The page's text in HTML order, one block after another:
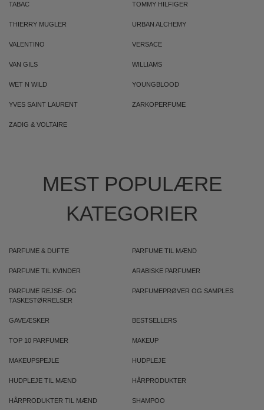
TABAC TOMMY HILFIGER
THIERRY MUGLER URBAN ALCHEMY
VALENTINO VERSACE
VAN GILS WILLIAMS
WET N WILD YOUNGBLOOD
YVES SAINT LAURENT ZARKOPERFUME
ZADIG & VOLTAIRE
MEST POPULÆRE
KATEGORIER
PARFUME & DUFTE PARFUME TIL MÆND
PARFUME TIL KVINDER ARABISKE PARFUMER
PARFUME REJSE- OG
TASKESTØRRELSER
PARFUMEPRØVER OG SAMPLES
GAVEÆSKER BESTSELLERS
TOP 10 PARFUMER MAKEUP
MAKEUPSPEJLE HUDPLEJE
HUDPLEJE TIL MÆND HÅRPRODUKTER
HÅRPRODUKTER TIL MÆND SHAMPOO